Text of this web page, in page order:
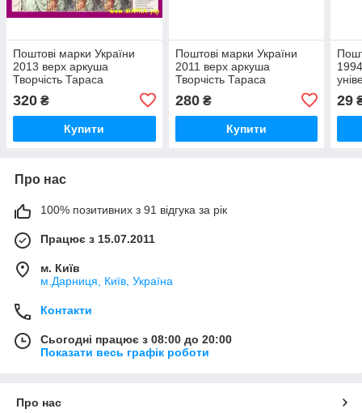
Поштові марки України
2013 верх аркуша
Творчість Тараса
КУПОНОМ
320 ₴
Купити
Поштові марки України
2011 верх аркуша
Творчість Тараса
280₴
Купити
29
Про нас
100% позитивних з 91 відгука за рік
Працює з 15.07.2011
м. Київ
м.Дарниця, Київ, Україна
Контакти
Сьогодні працює з 08:00 до 20:00
Показати весь графік роботи
Про нас